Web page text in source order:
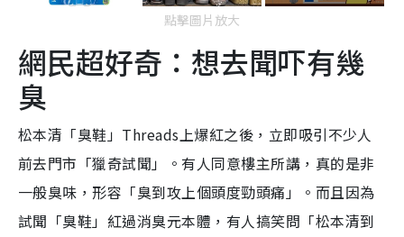
點擊圖片放大
網民超好奇：想去聞吓有幾
臭
松本清「臭鞋」Threads上爆紅之後，立即吸引不少人
前去門市「獵奇試聞」。有人同意樓主所講，真的是非
一般臭味，形容「臭到攻上個頭度勁頭痛」。而且因為
試聞「臭鞋」紅過消臭元本體，有人搞笑問「松本清到